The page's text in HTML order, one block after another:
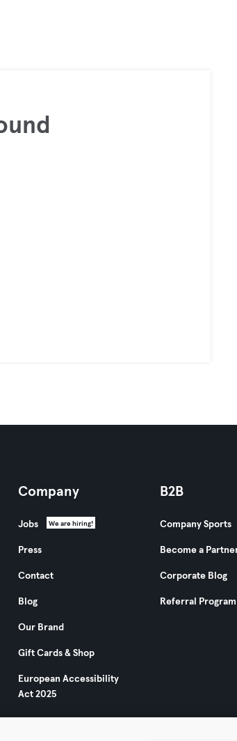
Company
Jobs We are hiring!
Press
Contact
Blog
Our Brand
Gift Cards & Shop
European Accessibility
Act 2025
B2B
Company Sports
Become a
Corporate Blog
Referral Program